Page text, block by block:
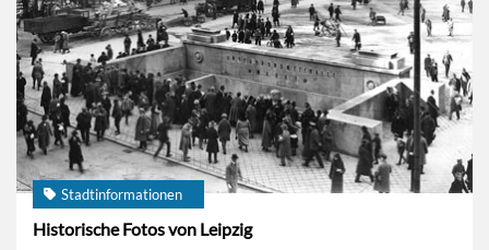
Stadtinformationen
Historische Fotos von Leipzig